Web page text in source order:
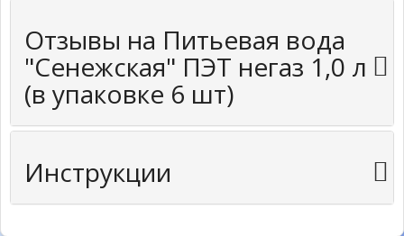
Отзывы на Питьевая вода
"Сенежская" ПЭТ негаз 1,0 л
(в упаковке 6 шт)
Инструкции